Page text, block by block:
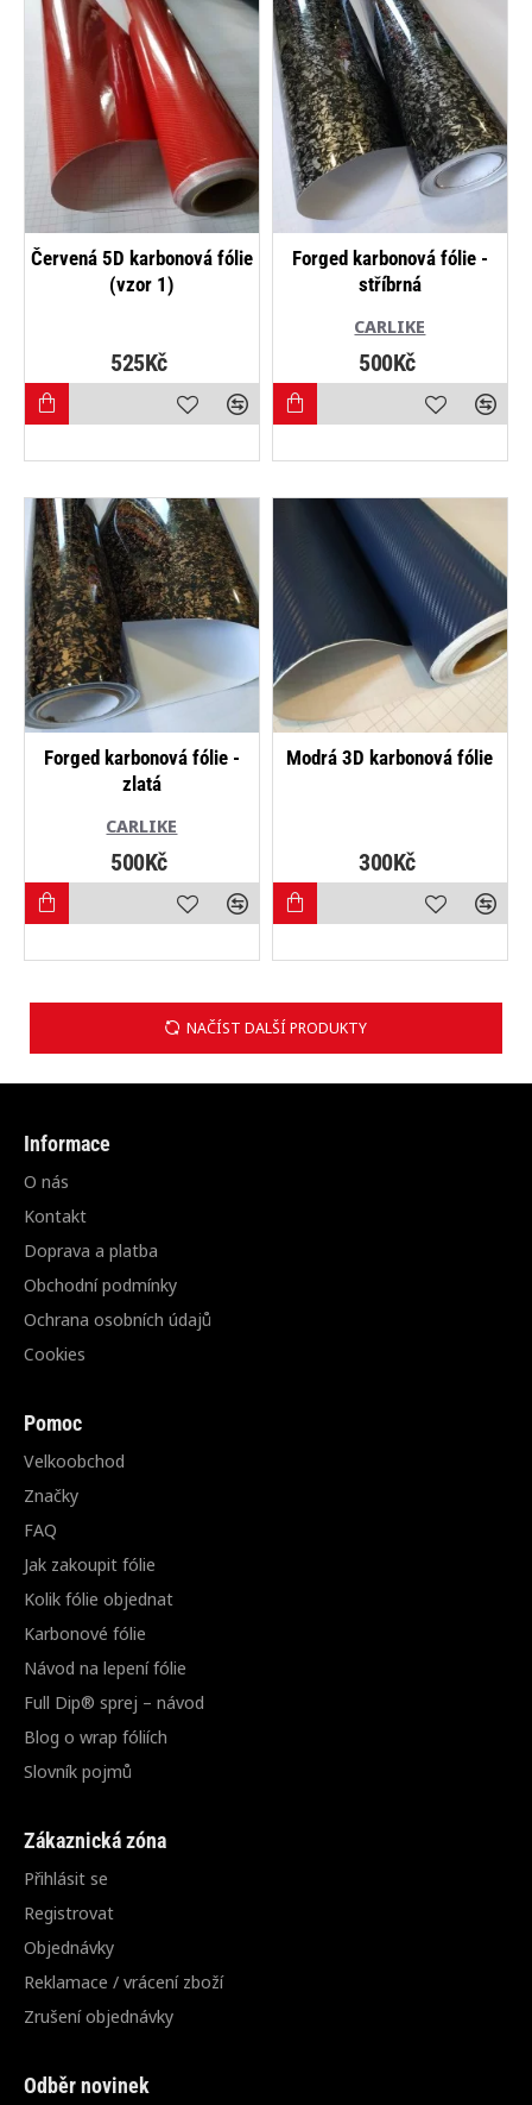
Červená 5D karbonová fólie
(vzor 1)
525Kč
CARLIKE
Forged karbonová fólie -
stříbrná
500Kč
CARLIKE
Forged karbonová fólie -
zlatá
500Kč
NEJPRODÁVANĚJŠÍ
Modrá 3D karbonová fólie
300Kč
NAČÍST DALŠÍ PRODUKTY
Informace
O nás
Kontakt
Doprava a platba
Obchodní podmínky
Ochrana osobních údajů
Cookies
Pomoc
Velkoobchod
Značky
FAQ
Jak zakoupit fólie
Kolik fólie objednat
Karbonové fólie
Návod na lepení fólie
Full Dip® sprej – návod
Blog o wrap fóliích
Slovník pojmů
Zákaznická zóna
Přihlásit se
Registrovat
Objednávky
Reklamace / vrácení zboží
Zrušení objednávky
Odběr novinek